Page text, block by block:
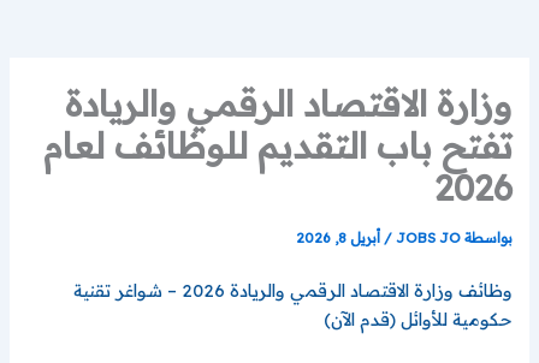
وزارة الاقتصاد الرقمي والريادة
تفتح باب التقديم للوظائف لعام
2026
بواسطة JOBS JO
/ أبريل 8, 2026
وظائف وزارة الاقتصاد الرقمي والريادة 2026 – شواغر تقنية
حكومية للأوائل (قدم الآن)